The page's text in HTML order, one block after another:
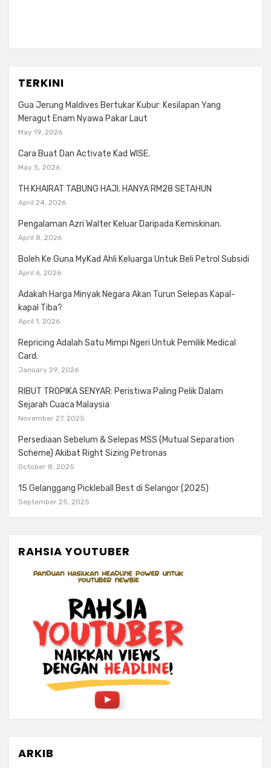
TERKINI
Gua Jerung Maldives Bertukar Kubur: Kesilapan Yang
Meragut Enam Nyawa Pakar Laut
May 19, 2026
Cara Buat Dan Activate Kad WISE.
May 5, 2026
TH KHAIRAT TABUNG HAJI. HANYA RM28 SETAHUN
April 24, 2026
Pengalaman Azri Walter Keluar Daripada Kemiskinan.
April 8, 2026
Boleh Ke Guna MyKad Ahli Keluarga Untuk Beli Petrol Subsidi
April 6, 2026
Adakah Harga Minyak Negara Akan Turun Selepas Kapal-
kapal Tiba?
April 1, 2026
Repricing Adalah Satu Mimpi Ngeri Untuk Pemilik Medical
Card.
January 29, 2026
RIBUT TROPIKA SENYAR: Peristiwa Paling Pelik Dalam
Sejarah Cuaca Malaysia
November 27, 2025
Persediaan Sebelum & Selepas MSS (Mutual Separation
Scheme) Akibat Right Sizing Petronas
October 8, 2025
15 Gelanggang Pickleball Best di Selangor (2025)
September 25, 2025
RAHSIA YOUTUBER
ARKIB